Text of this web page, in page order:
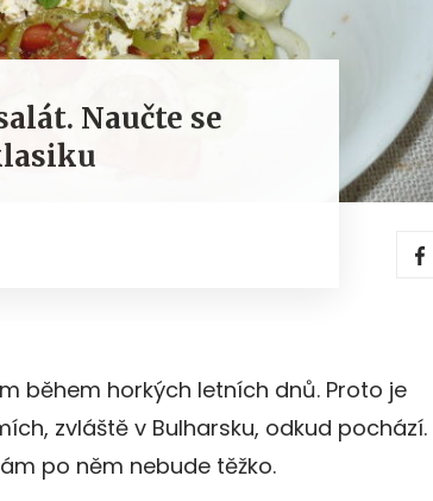
Naučte se
během horkých letních dnů. Proto je
zvláště v Bulharsku, odkud pochází.
po něm nebude těžko.